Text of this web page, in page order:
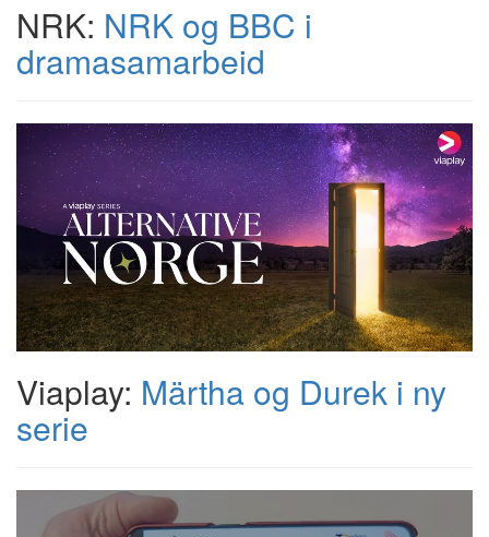
NRK: NRK og BBC i
dramasamarbeid
Viaplay: Märtha og Durek i ny
serie